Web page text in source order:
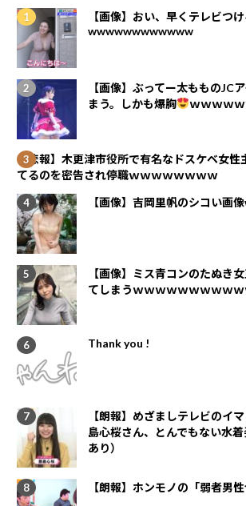
【画像】おい、早くテレビつ
wwwwwwwwwwww
【画像】ぶってー太もものJC
まう。しかも爆胸
ｗｗｗｗ
【悲報】木更津市役所で有名なドスケベ女性
てるのを密告され停職ｗｗｗｗｗｗｗｗ
【画像】吉岡里帆のシコい画
【画像】ミス青コンのたぬき
てしまうｗｗｗｗｗｗｗｗｗ
Thank you !
【朗報】めざましテレビのイ
島心桜さん、とんでもない水
あり）
【朗報】ホンモノの「弱者男